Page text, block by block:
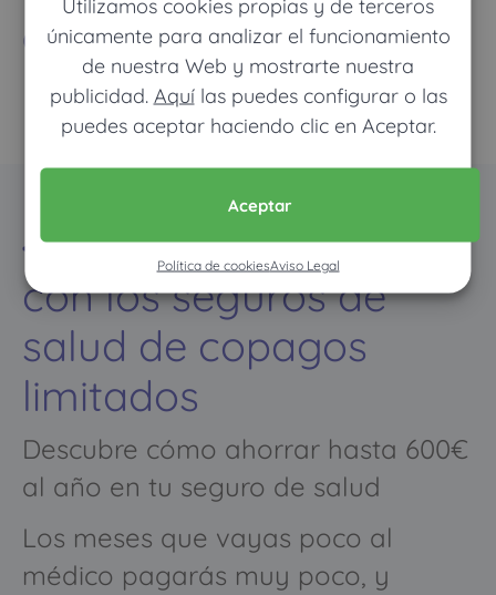
Utilizamos cookies propias y de terceros
únicamente para analizar el funcionamiento
de nuestra Web y mostrarte nuestra
publicidad. Aquílas puedes configurar o las
puedes aceptar haciendo clic en Aceptar.
Aceptar
Política de cookiesAviso Legal
Compañías
El ahorro inteligente
con los seguros de
salud de copagos
limitados
Descubre cómo ahorrar hasta 600€
al año en tu seguro de salud
Los meses que vayas poco al
médico pagarás muy poco, y